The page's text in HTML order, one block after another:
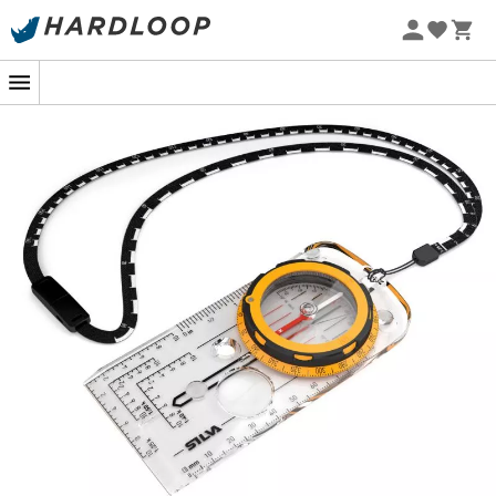
Zomeraanbiedingen 🔥 -5% EXTRA vanaf 2 producten* met